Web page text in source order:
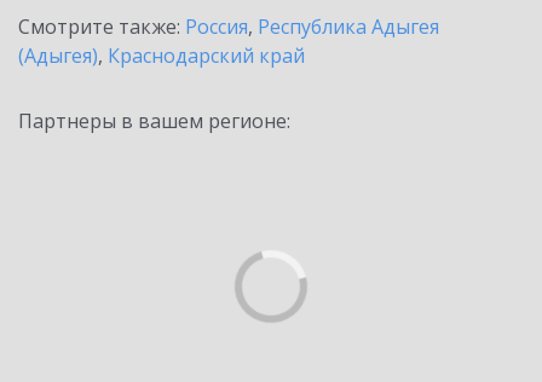
Смотрите также: Россия, Республика Адыгея
(Адыгея), Краснодарский край
Партнеры в вашем регионе: